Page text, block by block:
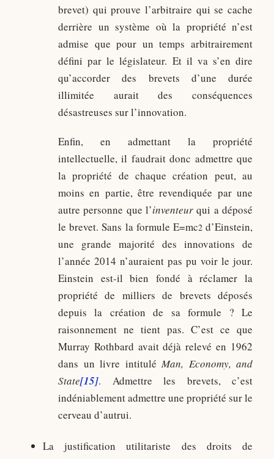
brevet) qui prouve l’arbitraire qui se cache
derrière un système où la propriété n’est
admise que pour un temps arbitrairement
défini par le législateur. Et il va s’en dire
qu’accorder des brevets d’une durée
illimitée aurait des conséquences
désastreuses sur l’innovation.
Enfin, en admettant la propriété
intellectuelle, il faudrait donc admettre que
la propriété de chaque création peut, au
moins en partie, être revendiquée par une
autre personne que l’inventeur qui a déposé
le brevet. Sans la formule E=mc2d’Einstein,
une grande majorité des innovations de
l’année 2014 n’auraient pas pu voir le jour.
Einstein est-il bien fondé à réclamer la
propriété de milliers de brevets déposés
depuis la création de sa formule ? Le
raisonnement ne tient pas. C’est ce que
Murray Rothbard avait déjà relevé en 1962
dans un livre intitulé Man, Economy, and
State[15]. Admettre les brevets, c’est
indéniablement admettre une propriété sur le
cerveau d’autrui.
La justification utilitariste des droits de